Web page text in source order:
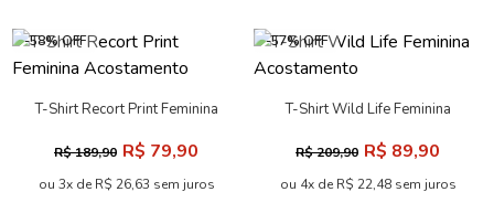
-58% OFF
T-Shirt Recort Print Feminina
R$ 189,90 R$ 79,90
ou 3x de R$ 26,63 sem juros
-57% OFF
T-Shirt Wild Life Feminina
R$ 209,90 R$ 89,90
ou 4x de R$ 22,48 sem juros